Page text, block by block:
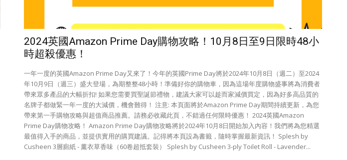
2024英國Amazon Prime Day購物攻略！10月8日至9日限時48小
時超殺優惠！
一年一度的英國Amazon Prime Day又來了！今年的英國Prime Day將於2024年10月8日（週二）至2024
年10月9日（週三）盛大登場，為期整整48小時！準備好你的購物車，因為這場年度購物盛事將為消費者
帶來眾多產品的大幅折扣! 如果您需要買聖誕節禮物，建議大家可以趁而家減價買定，因為好多高品質的
名牌子都做緊一年一度的大減價，機會難得！ 注意: 本頁面將於Amazon Prime Day期間持續更新，為您
帶來第一手購物攻略與超值商品推薦。請務必收藏此頁，不錯過任何限時優惠！ 2024英國Amazon
Prime Day購物攻略！ Amazon Prime Day購物攻略將於2024年10月8日開始加入內容！我們將為您精選
最值得入手的商品，並提供實用的購買建議。記得將本頁設為書籤，隨時掌握最新資訊！ Splesh by
Cusheen 3層廁紙 - 薰衣草香味（60卷超抵套裝） Splesh by Cusheen 3-ply Toilet Roll - Lavender...